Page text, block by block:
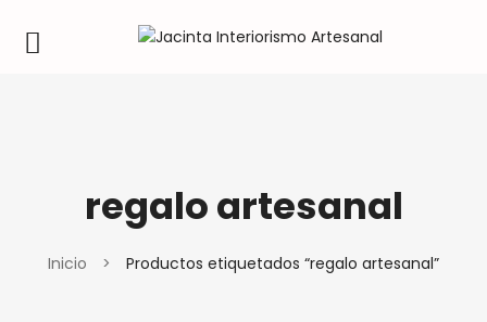
regalo artesanal
Inicio > Productos etiquetados “regalo artesanal”